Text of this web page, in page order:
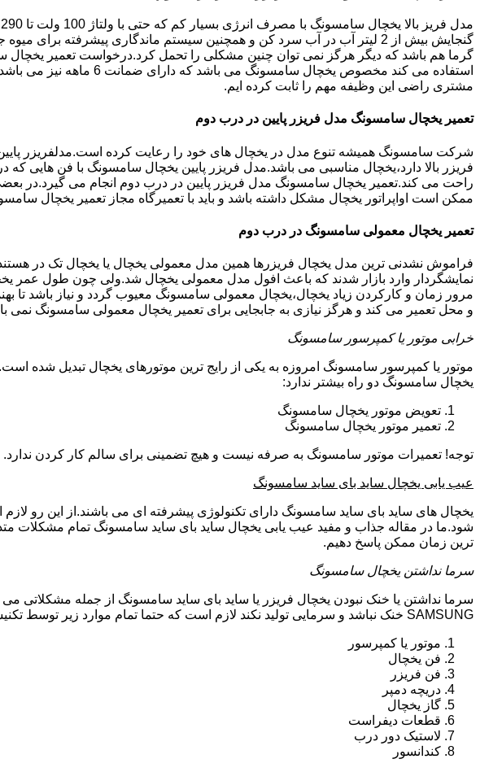
گنجایش بیش از 2 لیتر آب در آب سرد کن و همچنین سیستم ماندگاری
گرما هم باشد که دیگر هرگز نمی توان چنین مشکلی را تحمل کرد.درخواست تعمیر یخچال
استفاده می کند مخصوص
مشتری راضی این وظیفه مهم را ثابت کرده ایم.
تعمیر یخچال سامسونگ مدل فریزر پایین در درب دوم
شرکت سامسونگ همیشه تنوع مدل در یخچال های خود را رعایت کرده است.مدلفریزر
فریزر بالا دارد،یخچال مناسبی می باشد.مدل فریزر پایین یخچال سامسونگ با فن هایی
راحت می کند.تعمیر یخچال سامسونگ مدل فریزر پایین در درب دوم انجام می گیرد.در
ممکن است اواپراتور یخچال مشکل داشته باشد و باید با تعمیرگاه مجاز تعمیر یخچال
تعمیر یخچال معمولی سامسونگ در درب دوم
فراموش نشدنی ترین مدل یخچال فریزرها همین مدل معمولی یخچال یا یخچال تک در
نمایشگردار وارد بازار شدند که باعث افول مدل معمولی یخچال شد.ولی چون طول عمر
مرور زمان و کارکردن زیاد یخچال،یخچال معمولی سامسونگ معیوب گردد و نیاز باشد
و محل تعمیر می کند و هرگز نیازی به جابجایی برای تعمیر یخچال معمولی سامسونگ نمی
خرابی موتور یا کمپرسور سامسونگ
موتور یا کمپرسور سامسونگ امروزه به یکی از رایج ترین موتورهای یخچال تبدیل شده
یخچال سامسونگ دو راه بیشتر ندارد:
تعویض موتور یخچال سامسونگ
تعمیر موتور یخچال سامسونگ
توجه! تعمیرات موتور سامسونگ به صرفه نیست و هیچ تضمینی برای سالم کار کردن ندارد.
عیب یابی یخچال ساید بای ساید سامسونگ
یخچال های ساید بای ساید سامسونگ دارای تکنولوژی پیشرفته ای می باشند.از این رو
شود.ما در مقاله جذاب و مفید عیب یابی یخچال ساید بای ساید سامسونگ تمام مشکلات
ترین زمان ممکن پاسخ دهیم.
سرما نداشتن یخچال سامسونگ
سرما نداشتن یا خنک نبودن یخچال فریزر یا ساید بای ساید سامسونگ از جمله مشکلاتی
SAMSUNG خنک نباشد و سرمایی تولید نکند لازم است که حتما تمام موارد زیر توسط تکنیسین تعمیرات یخچال سامسونگ بررسی گردد:
موتور یا کمپرسور
فن یخچال
فن فریزر
دریچه دمپر
گاز یخچال
قطعات دیفراست
لاستیک دور درب
کندانسور